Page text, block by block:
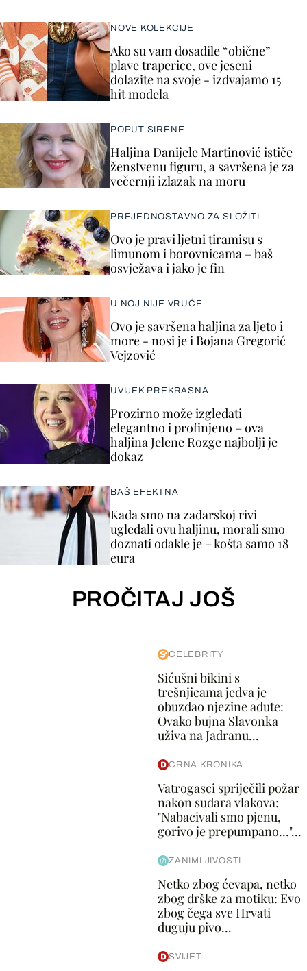
NOVE KOLEKCIJE
Ako su vam dosadile “obične”
plave traperice, ove jeseni
dolazite na svoje - izdvajamo 15
hit modela
POPUT SIRENE
Haljina Danijele Martinović ističe
ženstvenu figuru, a savršena je za
večernji izlazak na moru
PREJEDNOSTAVNO ZA SLOŽITI
Ovo je pravi ljetni tiramisu s
limunom i borovnicama – baš
osvježava i jako je fin
U NOJ NIJE VRUĆE
Ovo je savršena haljina za ljeto i
more - nosi je i Bojana Gregorić
Vejzović
UVIJEK PREKRASNA
Prozirno može izgledati
elegantno i profinjeno – ova
haljina Jelene Rozge najbolji je
dokaz
BAŠ EFEKTNA
Kada smo na zadarskoj rivi
ugledali ovu haljinu, morali smo
doznati odakle je – košta samo 18
eura
PROČITAJ JOŠ
CELEBRITY
Sićušni bikini s
trešnjicama jedva je
obuzdao njezine adute:
Ovako bujna Slavonka
uživa na Jadranu...
CRNA KRONIKA
Vatrogasci spriječili požar
nakon sudara vlakova:
"Nabacivali smo pjenu,
gorivo je prepumpano..."...
ZANIMLJIVOSTI
Netko zbog ćevapa, netko
zbog drške za motiku: Evo
zbog čega sve Hrvati
duguju pivo...
SVIJET